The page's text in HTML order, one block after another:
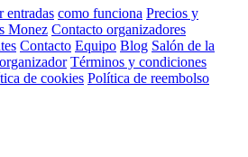
entradas como funciona Precios y
Monez Contacto organizadores
Contacto Equipo Blog Salón de la
Términos y condiciones
de cookies Política de reembolso